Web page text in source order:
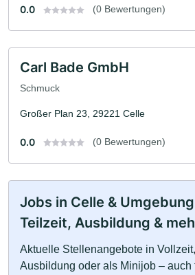
0.0 (0 Bewertungen)
Carl Bade GmbH
Schmuck
Großer Plan 23, 29221 Celle
0.0 (0 Bewertungen)
Jobs in Celle &
Teilzeit, Ausbildung &
Aktuelle Stellenangebote in
Ausbildung oder als Minijob – auch